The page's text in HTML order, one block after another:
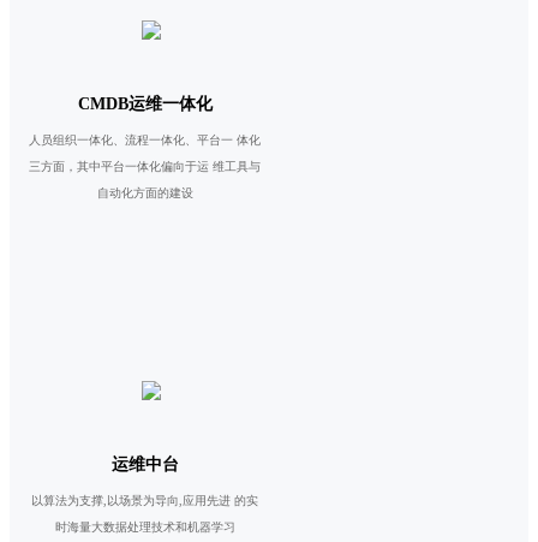
CMDB运维一体化
人员组织一体化、流程一体化、平台一 体化
三方面，其中平台一体化偏向于运 维工具与
自动化方面的建设
运维中台
以算法为支撑,以场景为导向,应用先进 的实
时海量大数据处理技术和机器学习